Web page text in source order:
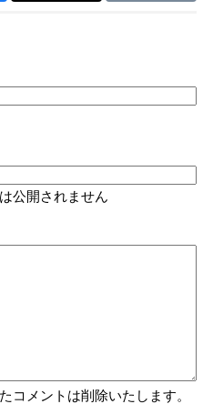
公開されません
コメントは削除いたします。